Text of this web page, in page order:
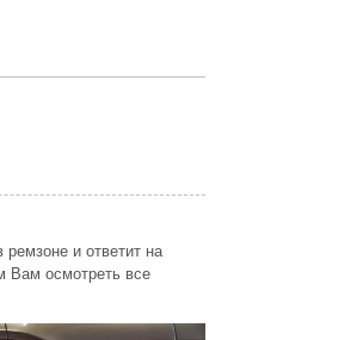
ремзоне и ответит на
Вам осмотреть все